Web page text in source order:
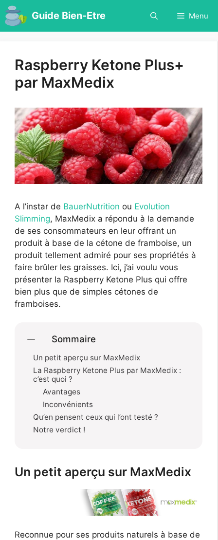
Aller
au
contenu
Guide Bien-Etre Menu
Raspberry Ketone Plus+
par MaxMedix
A l’instar de BauerNutrition ou Evolution
Slimming, MaxMedix a répondu à la demande
de ses consommateurs en leur offrant un
produit à base de la cétone de framboise, un
produit tellement admiré pour ses propriétés à
faire brûler les graisses. Ici, j’ai voulu vous
présenter la Raspberry Ketone Plus qui offre
bien plus que de simples cétones de
framboises.
Sommaire
Un petit aperçu sur MaxMedix
La Raspberry Ketone Plus par MaxMedix :
c’est quoi ?
Avantages
Inconvénients
Qu’en pensent ceux qui l’ont testé ?
Notre verdict !
Un petit aperçu sur MaxMedix
Reconnue pour ses produits naturels à base de